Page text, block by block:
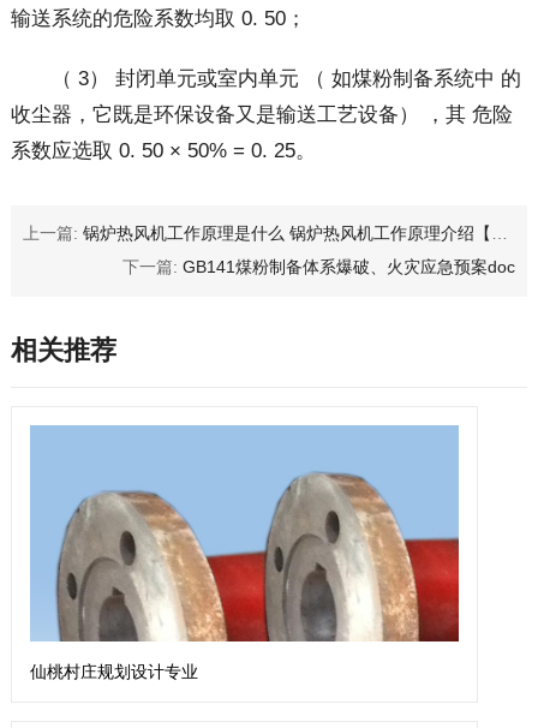
输送系统的危险系数均取 0. 50；
（ 3） 封闭单元或室内单元 （ 如煤粉制备系统中 的
收尘器，它既是环保设备又是输送工艺设备） ，其 危险
系数应选取 0. 50 × 50% = 0. 25。
上一篇: 锅炉热风机工作原理是什么 锅炉热风机工作原理介绍【详解】
下一篇:GB141煤粉制备体系爆破、火灾应急预案doc
相关推荐
仙桃村庄规划设计专业